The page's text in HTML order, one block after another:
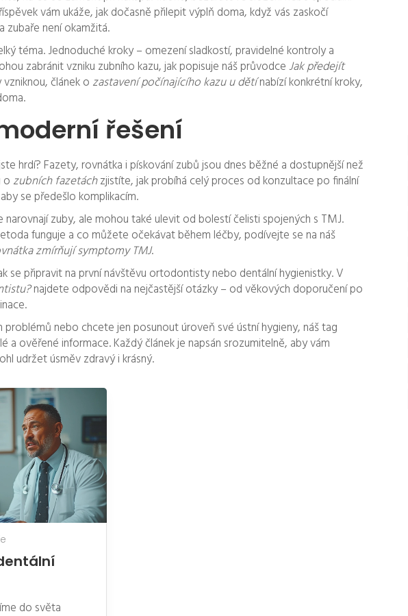
vám ukáže, jak dočasně přilepit výplň doma, když vás zaskočí
zubaře není okamžitá.
téma. Jednoduché kroky – omezení sladkostí, pravidelné kontroly a
zabránit vzniku zubního kazu, jak popisuje náš průvodceJak předejít
článek o zastavení počínajícího kazu u dětínabízí konkrétní kroky,
řešení
hrdí? Fazety, rovnátka i pískování zubů jsou dnes běžné a dostupnější než
o zubních fazetáchzjistíte, jak probíhá celý proces od konzultace po finální
se předešlo komplikacím.
narovnají zuby, ale mohou také ulevit od bolestí čelisti spojených s TMJ.
funguje a co můžete očekávat během léčby, podívejte se na náš
zmírňují symptomy TMJ.
se připravit na první návštěvu ortodontisty nebo dentální hygienistky. V
najdete odpovědi na nejčastější otázky – od věkových doporučení po
problémů nebo chcete jen posunout úroveň své ústní hygieny, náš tag
a ověřené informace. Každý článek je napsán srozumitelně, aby vám
udržet úsměv zdravý i krásný.
do světa